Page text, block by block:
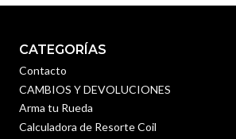
CATEGORÍAS
Contacto
CAMBIOS Y DEVOLUCIONES
Arma tu Rueda
Calculadora de Resorte Coil